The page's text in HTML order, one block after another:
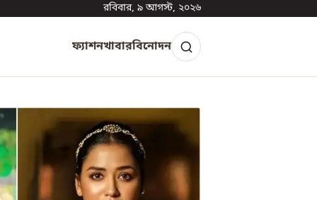
রবিবার, ৯ আগস্ট, ২০২৬
ফ্যাশনখাবারবিনোদন